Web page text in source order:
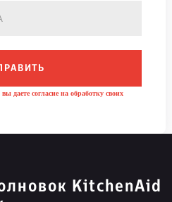
даете согласие на обработку своих
KitchenAid